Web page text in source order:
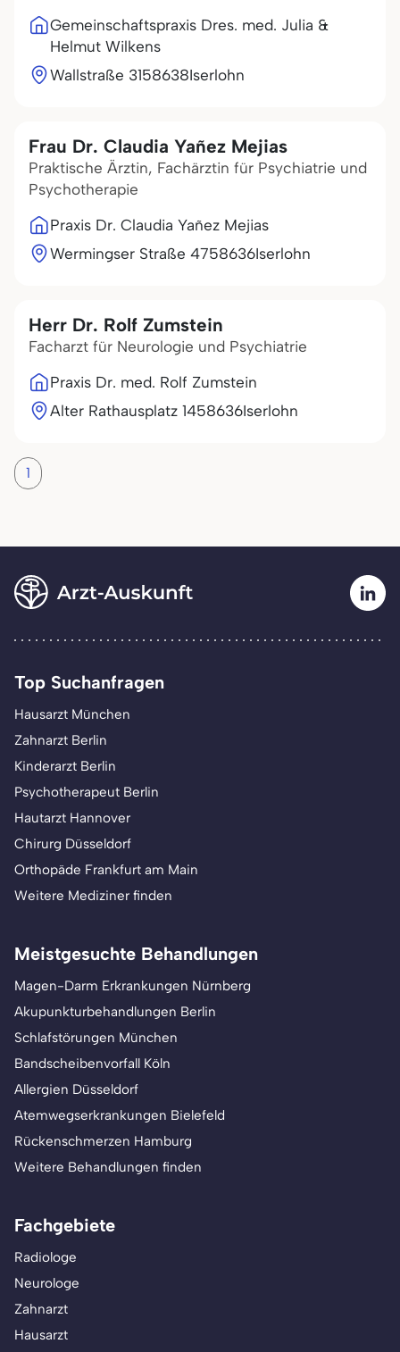
Gemeinschaftspraxis Dres. med. Julia &
Helmut Wilkens
Wallstraße 3158638Iserlohn
Frau Dr. Claudia Yañez Mejias
Praktische Ärztin, Fachärztin für Psychiatrie und
Psychotherapie
Praxis Dr. Claudia Yañez Mejias
Wermingser Straße 4758636Iserlohn
Herr Dr. Rolf Zumstein
Facharzt für Neurologie und Psychiatrie
Praxis Dr. med. Rolf Zumstein
Alter Rathausplatz 1458636Iserlohn
1
Top Suchanfragen
Hausarzt München
Zahnarzt Berlin
Kinderarzt Berlin
Psychotherapeut Berlin
Hautarzt Hannover
Chirurg Düsseldorf
Orthopäde Frankfurt am Main
Weitere Mediziner finden
Meistgesuchte Behandlungen
Magen-Darm Erkrankungen Nürnberg
Akupunkturbehandlungen Berlin
Schlafstörungen München
Bandscheibenvorfall Köln
Allergien Düsseldorf
Atemwegserkrankungen Bielefeld
Rückenschmerzen Hamburg
Weitere Behandlungen finden
Fachgebiete
Radiologe
Neurologe
Zahnarzt
Hausarzt